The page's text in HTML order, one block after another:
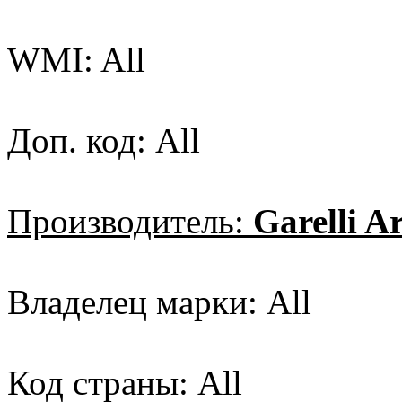
WMI: All
Доп. код: All
Производитель: Garelli
Владелец марки: All
Код страны: All